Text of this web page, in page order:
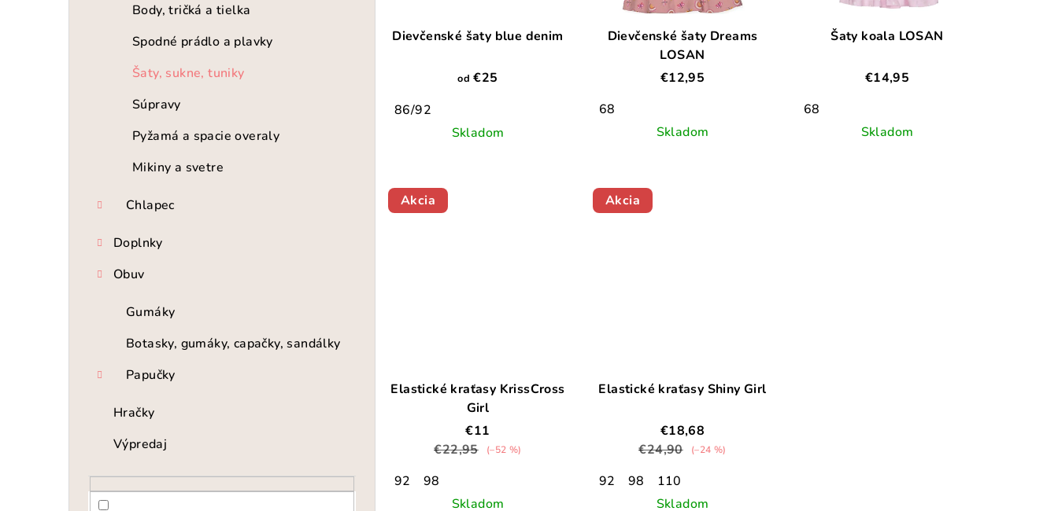
Body, tričká a tielka
Spodné prádlo a plavky
Šaty, sukne, tuniky
Súpravy
Pyžamá a spacie overaly
Mikiny a svetre
Chlapec
Doplnky
Obuv
Gumáky
Botasky, gumáky, capačky, sandálky
Papučky
Hračky
Výpredaj
o
k
v
o
u
o
v
Dievčenské šaty blue denim
od €25
86/92
Skladom
Dievčenské šaty Dreams
LOSAN
€12,95
68
Skladom
Šaty koala LOSAN
€14,95
68
Skladom
Akcia
Elastické kraťasy KrissCross
Girl
€11
€22,95
(–52 %)
92
98
Skladom
Akcia
Elastické kraťasy Shiny Girl
€18,68
€24,90
(–24 %)
92 98
110
Skladom